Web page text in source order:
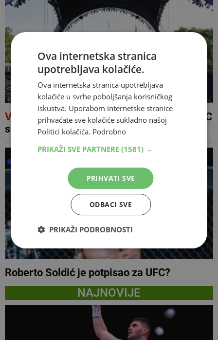
VIDEO
Trump danas slavi 80. rođendan UFC
spektaklom u Bijeloj kući
Roberto Soldić je potpisao za UFC?
NAJNOVIJE
Ova internetska stranica
upotrebljava kolačiće.
Ova internetska stranica upotrebljava
kolačiće u svrhe poboljšanja korisničkog
iskustva. Uporabom internetske stranice
prihvaćate sve kolačiće sukladno našoj
Politici kolačića. Podrobno
PRIKAŽI SVE PARTNERE (1581) →
PRIHVATI SVE
ODBACI SVE
PRIKAŽI PODROBNOSTI